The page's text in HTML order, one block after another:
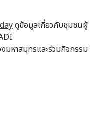
ดูข้อมูลเกี่ยวกับชุมชนผู้
หาสมุทรและร่วมกิจกรรม